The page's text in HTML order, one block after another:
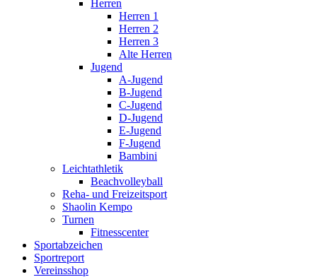
Herren
Herren 1
Herren 2
Herren 3
Alte Herren
Jugend
A-Jugend
B-Jugend
C-Jugend
D-Jugend
E-Jugend
F-Jugend
Bambini
Leichtathletik
Beachvolleyball
Reha- und Freizeitsport
Shaolin Kempo
Turnen
Fitnesscenter
Sportabzeichen
Sportreport
Vereinsshop